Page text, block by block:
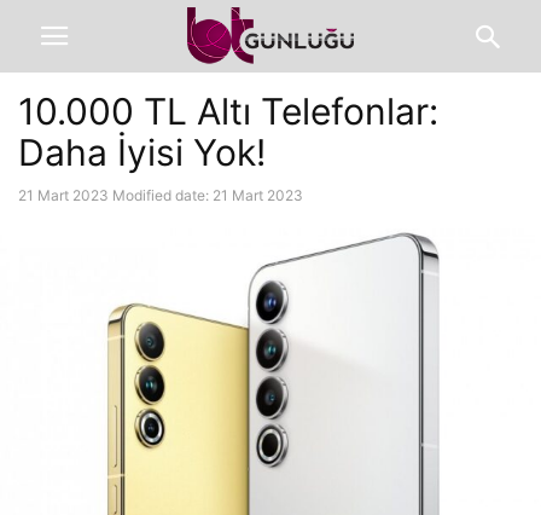
10.000 TL Altı Telefonlar:
Daha İyisi Yok!
21 Mart 2023 Modified date: 21 Mart 2023